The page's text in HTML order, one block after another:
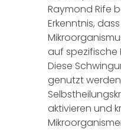
Raymond Rife
Erkenntnis,
auf spezifische
Diese
genutzt
aktivieren und